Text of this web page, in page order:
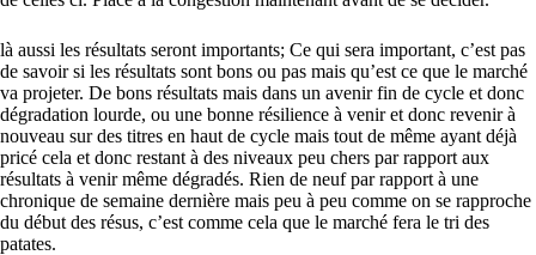
là aussi les résultats seront importants; Ce qui sera important, c’est pas
de savoir si les résultats sont bons ou pas mais qu’est ce que le marché
va projeter. De bons résultats mais dans un avenir fin de cycle et donc
dégradation lourde, ou une bonne résilience à venir et donc revenir à
nouveau sur des titres en haut de cycle mais tout de même ayant déjà
pricé cela et donc restant à des niveaux peu chers par rapport aux
résultats à venir même dégradés. Rien de neuf par rapport à une
chronique de semaine dernière mais peu à peu comme on se rapproche
du début des résus, c’est comme cela que le marché fera le tri des
patates.